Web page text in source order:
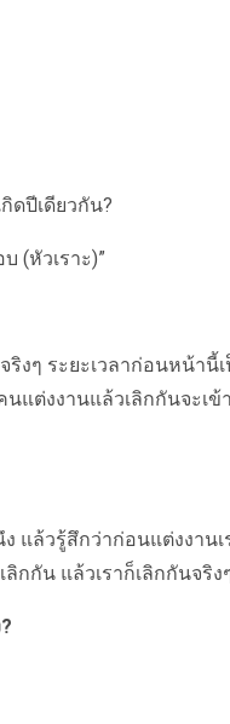
ปีเดียวกัน?
(หัวเราะ)”
ริงๆ ระยะเวลาก่อนหน้า
แต่งงานแล้วเลิกกันจะเ
แล้วรู้สึกว่าก่อนแต่งงาน
กกัน แล้วเราก็เลิกกันจริง